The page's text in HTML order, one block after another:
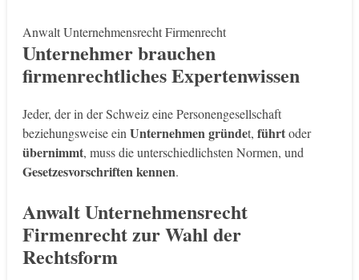
Anwalt Unternehmensrecht Firmenrecht
Unternehmer brauchen
firmenrechtliches Expertenwissen
Jeder, der in der Schweiz eine Personengesellschaft
beziehungsweise ein Unternehmen gründet, führtoder
übernimmt, muss die unterschiedlichsten Normen, und
Gesetzesvorschriften kennen.
Anwalt Unternehmensrecht
Firmenrecht zur Wahl der
Rechtsform